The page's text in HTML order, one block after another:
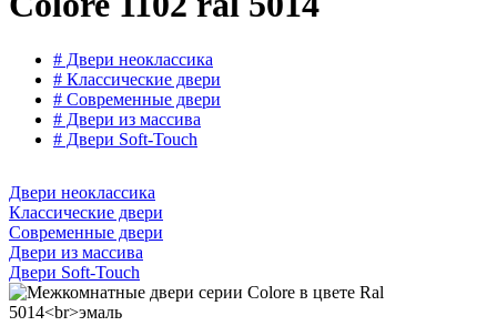
# Двери неоклассика
# Классические двери
# Современные двери
# Двери из массива
# Двери Soft-Touch
Двери неоклассика
Классические двери
Современные двери
Двери из массива
Двери Soft-Touch